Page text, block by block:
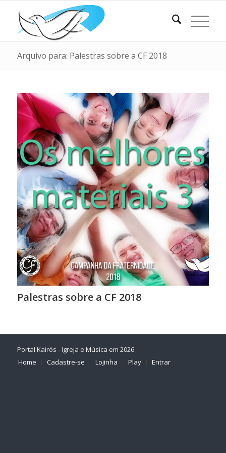
Arquivo para: Palestras sobre a CF 2018
Palestras sobre a CF 2018
Portal Kairós - Igreja e Música em 2026
Home
Cadastre-se Lojinha Play Entrar